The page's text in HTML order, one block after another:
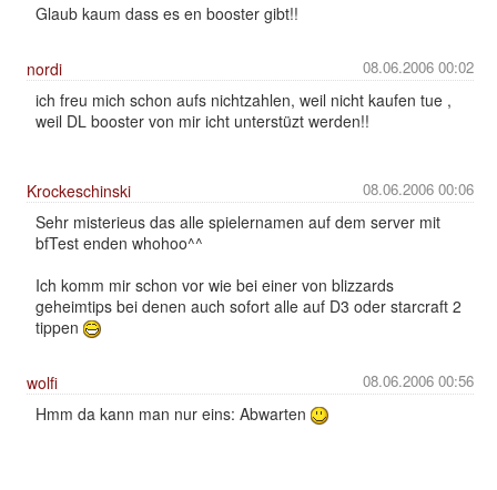
Glaub kaum dass es en booster gibt!!
08.06.2006 00:02
nordi
ich freu mich schon aufs nichtzahlen, weil nicht kaufen tue ,
weil DL booster von mir icht unterstüzt werden!!
08.06.2006 00:06
Krockeschinski
Sehr misterieus das alle spielernamen auf dem server mit
bfTest enden whohoo^^
Ich komm mir schon vor wie bei einer von blizzards
geheimtips bei denen auch sofort alle auf D3 oder starcraft 2
tippen
08.06.2006 00:56
wolfi
Hmm da kann man nur eins: Abwarten